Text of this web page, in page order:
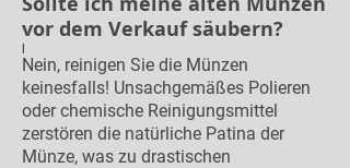
vor dem Verkauf säubern?
|
Nein, reinigen Sie die Münzen
keinesfalls! Unsachgemäßes Polieren
oder chemische Reinigungsmittel
zerstören die natürliche Patina der
Münze, was zu drastischen